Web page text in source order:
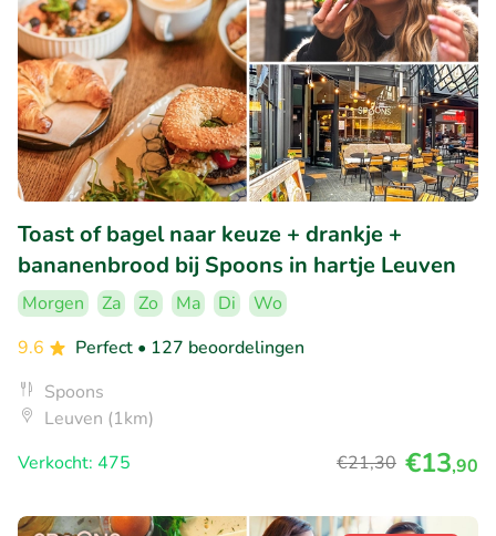
Toast of bagel naar keuze + drankje +
bananenbrood bij Spoons in hartje Leuven
Morgen Za Zo Ma Di
Wo
9.6
Perfect • 127 beoordelingen
Spoons
Leuven (1km)
Verkocht: 475
€21,30 €13,90